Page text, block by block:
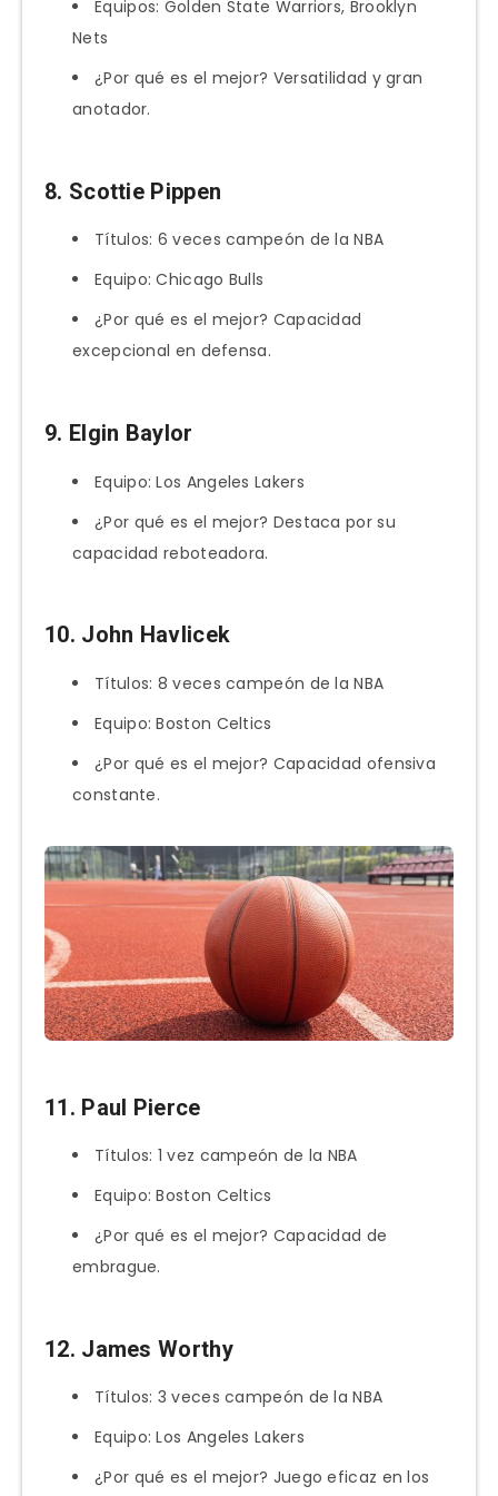
Equipos: Golden State Warriors, Brooklyn
Nets
¿Por qué es el mejor? Versatilidad y gran
anotador.
8. Scottie Pippen
Títulos: 6 veces campeón de la NBA
Equipo: Chicago Bulls
¿Por qué es el mejor? Capacidad
excepcional en defensa.
9. Elgin Baylor
Equipo: Los Angeles Lakers
¿Por qué es el mejor? Destaca por su
capacidad reboteadora.
10. John Havlicek
Títulos: 8 veces campeón de la NBA
Equipo: Boston Celtics
¿Por qué es el mejor? Capacidad ofensiva
constante.
11. Paul Pierce
Títulos: 1 vez campeón de la NBA
Equipo: Boston Celtics
¿Por qué es el mejor? Capacidad de
embrague.
12. James Worthy
Títulos: 3 veces campeón de la NBA
Equipo: Los Angeles Lakers
¿Por qué es el mejor? Juego eficaz en los